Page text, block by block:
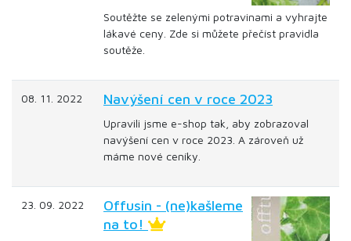
Soutěžte se zelenými potravinami a vyhrajte
lákavé ceny. Zde si můžete přečíst pravidla
soutěže.
08. 11. 2022 Navýšení cen v roce 2023
Upravili jsme e-shop tak, aby zobrazoval
navýšení cen v roce 2023. A zároveň už
máme nové ceníky.
23. 09. 2022
Offusin - (ne)kašleme
na to!